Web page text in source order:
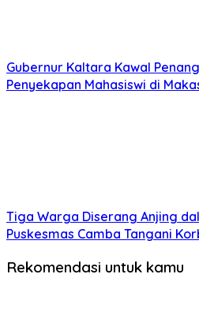
Gubernur Kaltara Kawal
Penyekapan Mahasiswi di
Tiga Warga Diserang Anjing
Puskesmas Camba Tangani
Rekomendasi untuk kamu